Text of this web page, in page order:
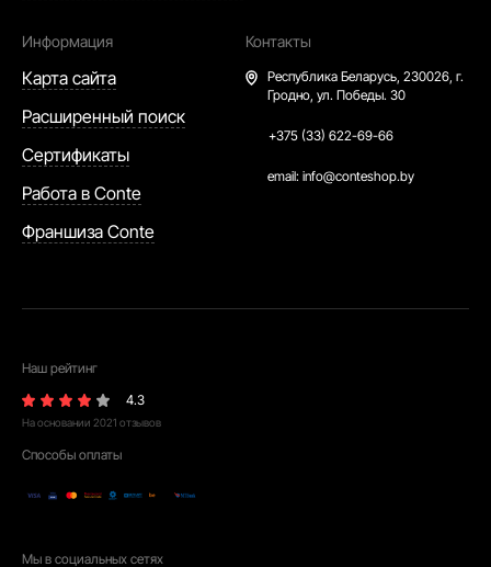
Информация
Карта сайта
Расширенный поиск
Сертификаты
Работа в Conte
Франшиза Conte
Контакты
Республика Беларусь, 230026, г.
Гродно, ул. Победы. 30
+375 (33) 622-69-66
email: info@conteshop.by
Наш рейтинг
4.3
На основании 2021 отзывов
Способы оплаты
Мы в социальных сетях